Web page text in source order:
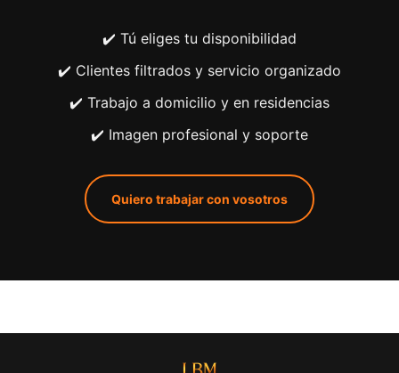
✔️ Tú eliges tu disponibilidad
✔️ Clientes filtrados y servicio organizado
✔️ Trabajo a domicilio y en residencias
✔️ Imagen profesional y soporte
Quiero trabajar con vosotros